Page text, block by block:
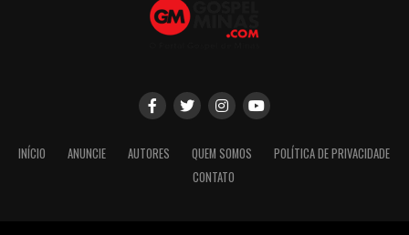
INÍCIO ANUNCIE AUTORES QUEM SOMOS
POLÍTICA DE PRIVACIDADE
CONTATO